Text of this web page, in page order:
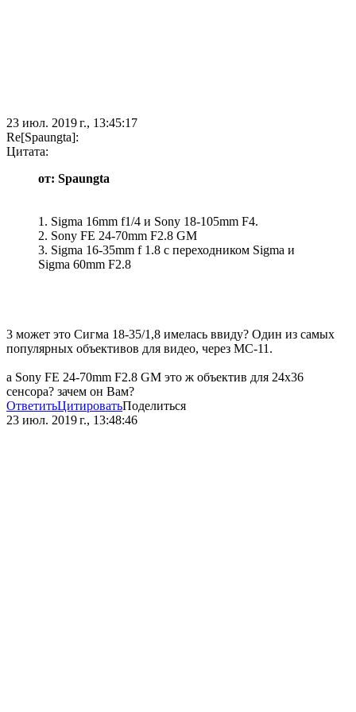
23 июл. 2019 г., 13:45:17
Re[Spaungta]:
Цитата:
от: Spaungta
1. Sigma 16mm f1/4 и Sony 18-105mm F4.
2. Sony FE 24-70mm F2.8 GM
3. Sigma 16-35mm f 1.8 c переходником Sigma и
Sigma 60mm F2.8
3 может это Сигма 18-35/1,8 имелась ввиду? Один из самых
популярных объективов для видео, через MC-11.
а Sony FE 24-70mm F2.8 GM это ж объектив для 24х36
сенсора? зачем он Вам?
ОтветитьЦитироватьПоделиться
23 июл. 2019 г., 13:48:46